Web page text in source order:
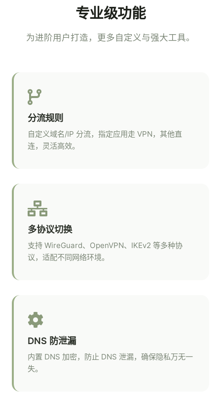
专业级功能
为进阶用户打造，更多自定义与强大工具。
分流规则
自定义域名/IP 分流，指定应用走 VPN，其他直
连，灵活高效。
多协议切换
支持 WireGuard、OpenVPN、IKEv2 等多种协
议，适配不同网络环境。
DNS 防泄漏
内置 DNS 加密，防止 DNS 泄漏，确保隐私万无一
失。